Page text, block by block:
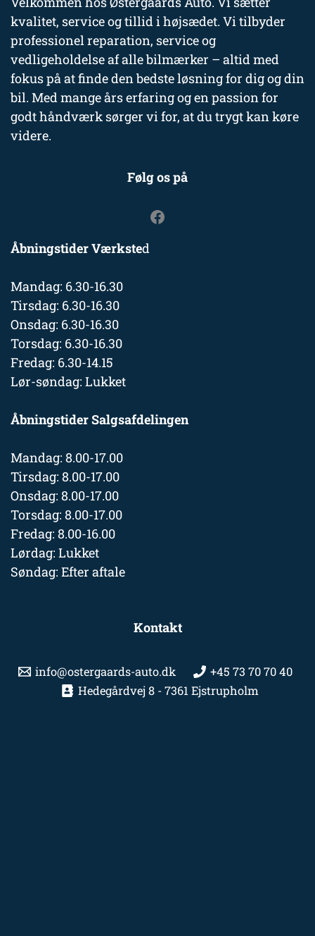
kvalitet, service og tillid i højsædet. Vi tilbyder
professionel reparation, service og
vedligeholdelse af alle bilmærker – altid med
fokus på at finde den bedste løsning for dig og din
bil. Med mange års erfaring og en passion for
godt håndværk sørger vi for, at du trygt kan køre
videre.
Følg os på
Åbningstider Værksted
Mandag: 6.30-16.30
Tirsdag: 6.30-16.30
Onsdag: 6.30-16.30
Torsdag: 6.30-16.30
Fredag: 6.30-14.15
Lør-søndag: Lukket
Åbningstider Salgsafdelingen
Mandag: 8.00-17.00
Tirsdag: 8.00-17.00
Onsdag: 8.00-17.00
Torsdag: 8.00-17.00
Fredag: 8.00-16.00
Lørdag: Lukket
Søndag: Efter aftale
Kontakt
info@ostergaards-auto.dk
+45 73 70 70 40
Hedegårdvej 8 - 7361 Ejstrupholm